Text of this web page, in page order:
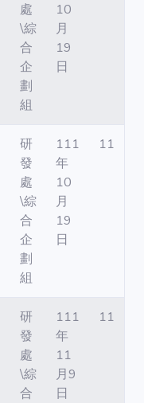
處
\綜
合
企
劃
組
10
月
19
日
研
發
處
\綜
合
企
劃
組
111
年
10
月
19
日
11
研
發
處
\綜
合
111
年
11
月9
日
11